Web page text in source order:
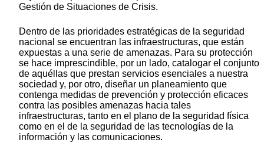
Gestión de Situaciones de Crisis.
Dentro de las prioridades estratégicas de la seguridad
nacional se encuentran las infraestructuras, que están
expuestas a una serie de amenazas. Para su protección
se hace imprescindible, por un lado, catalogar el conjunto
de aquéllas que prestan servicios esenciales a nuestra
sociedad y, por otro, diseñar un planeamiento que
contenga medidas de prevención y protección eficaces
contra las posibles amenazas hacia tales
infraestructuras, tanto en el plano de la seguridad física
como en el de la seguridad de las tecnologías de la
información y las comunicaciones.